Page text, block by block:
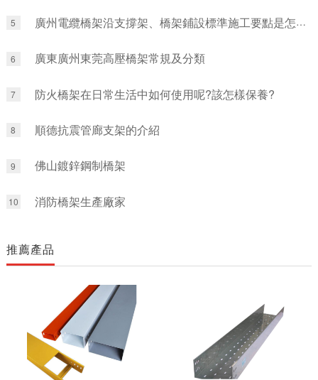
5 廣州電纜橋架沿支撐架、橋架鋪設標準施工要點是怎么樣的呢?
6 廣東廣州東莞高壓橋架常規及分類
7 防火橋架在日常生活中如何使用呢?該怎樣保養?
8 順德抗震管廊支架的介紹
9 佛山鍍鋅鋼制橋架
10 消防橋架生產廠家
推薦產品